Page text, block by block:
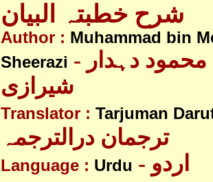
شرح خطبتہ البیان
Author : Muhammad bin
Sheerazi - محمد بن محمود دہدار
شیرازی
Translator : Tarjuman
ترجمان درالترجمہ
Language : Urdu - اردو